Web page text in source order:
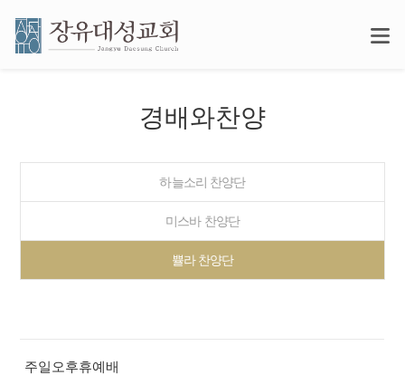
경배와찬양
하늘소리 찬양단
미스바 찬양단
쁄라 찬양단
주일오후휴예배